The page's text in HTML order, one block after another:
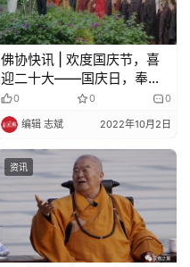
佛协快讯 | 欢度国庆节，喜
迎二十大——国庆日，奉化
佛教场所掠影
0 0 0
编辑 志斌 2022年10月2日
资讯